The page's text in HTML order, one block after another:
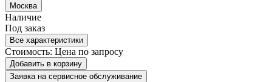
Москва
Наличие
Под заказ
Все характеристики
Стоимость: Цена по запросу
Добавить в корзину
Заявка на сервисное обслуживание